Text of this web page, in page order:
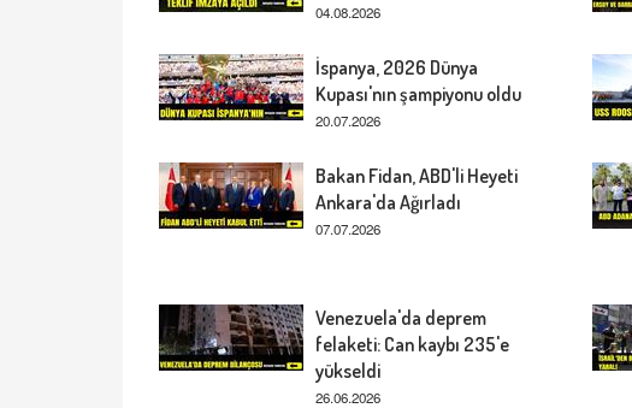
04.08.2026
İspanya, 2026 Dünya
Kupası'nın şampiyonu oldu
20.07.2026
Bakan Fidan, ABD'li Heyeti
Ankara'da Ağırladı
07.07.2026
Venezuela'da deprem
felaketi: Can kaybı 235'e
yükseldi
26.06.2026